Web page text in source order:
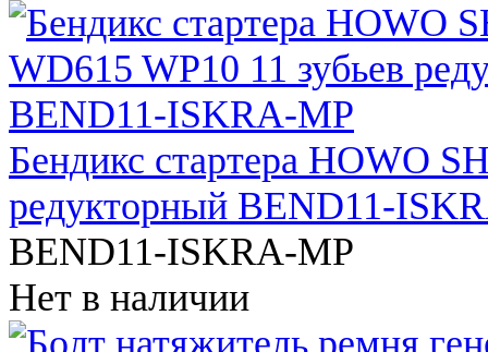
Бендикс стартера HOWO
редукторный BEND11-
BEND11-ISKRA-MP
Нет в наличии